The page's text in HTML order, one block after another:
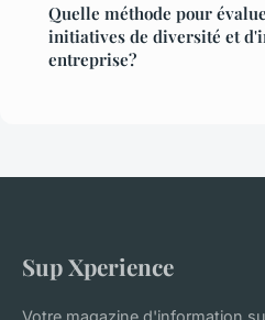
Quelle méthode pour
initiatives de diversité et
entreprise?
Sup Xperience
Votre magazine d'information